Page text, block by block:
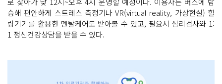
승해 편안하게 스트레스 측정기나 VR(virtual reality, 가상현실) 힐
링기기를 활용한 멘탈케어도 받아볼 수 있고, 필요시 심리검사와 1:
1 정신건강상담을 받을 수 있다.